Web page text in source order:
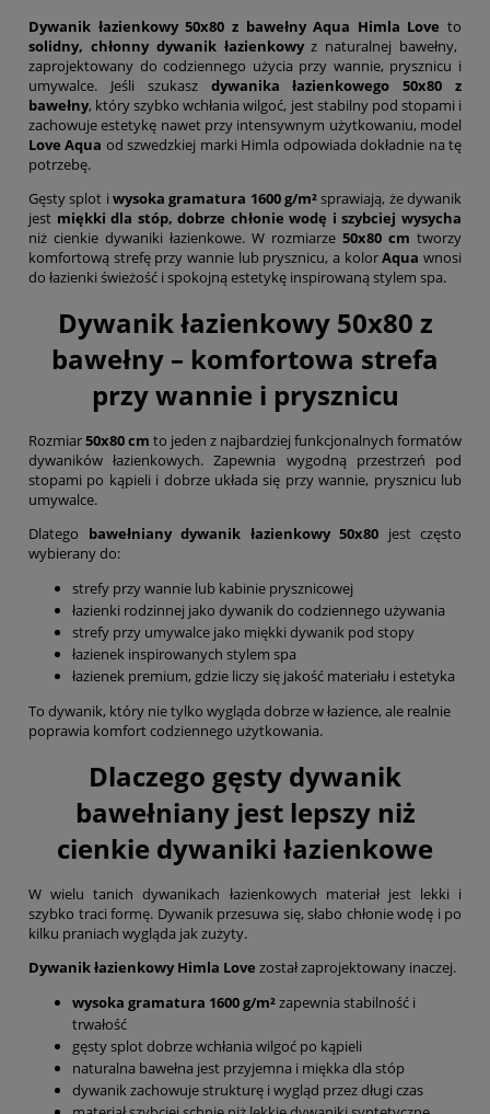
Dywanik łazienkowy 50x80 z bawełny Aqua Himla Love to
solidny, chłonny dywanik łazienkowyz naturalnej bawełny,
zaprojektowany do codziennego użycia przy wannie, prysznicu i
umywalce. Jeśli szukasz dywanika łazienkowego 50x80 z
bawełny, który szybko wchłania wilgoć, jest stabilny pod stopami i
zachowuje estetykę nawet przy intensywnym użytkowaniu, model
Love Aqua od szwedzkiej marki Himla odpowiada dokładnie na tę
potrzebę.
Gęsty splot i wysoka gramatura 1600 g/m²sprawiają, że dywanik
jest miękki dla stóp, dobrze chłonie wodę i szybciej wysycha
niż cienkie dywaniki łazienkowe. W rozmiarze 50x80 cm tworzy
komfortową strefę przy wannie lub prysznicu, a kolorAqua wnosi
do łazienki świeżość i spokojną estetykę inspirowaną stylem spa.
Dywanik łazienkowy 50x80 z
bawełny – komfortowa strefa
przy wannie i prysznicu
Rozmiar50x80 cm to jeden z najbardziej funkcjonalnych formatów
dywaników łazienkowych. Zapewnia wygodną przestrzeń pod
stopami po kąpieli i dobrze układa się przy wannie, prysznicu lub
umywalce.
Dlatego bawełniany dywanik łazienkowy 50x80 jest często
wybierany do:
strefy przy wannie lub kabinie prysznicowej
łazienki rodzinnej jako dywanik do codziennego używania
strefy przy umywalce jako miękki dywanik pod stopy
łazienek inspirowanych stylem spa
łazienek premium, gdzie liczy się jakość materiału i estetyka
To dywanik, który nie tylko wygląda dobrze w łazience, ale realnie
poprawia komfort codziennego użytkowania.
Dlaczego gęsty dywanik
bawełniany jest lepszy niż
cienkie dywaniki łazienkowe
W wielu tanich dywanikach łazienkowych materiał jest lekki i
szybko traci formę. Dywanik przesuwa się, słabo chłonie wodę i po
kilku praniach wygląda jak zużyty.
Dywanik łazienkowy Himla Love został zaprojektowany inaczej.
wysoka gramatura 1600 g/m²zapewnia stabilność i
trwałość
gęsty splot dobrze wchłania wilgoć po kąpieli
naturalna bawełna jest przyjemna i miękka dla stóp
dywanik zachowuje strukturę i wygląd przez długi czas